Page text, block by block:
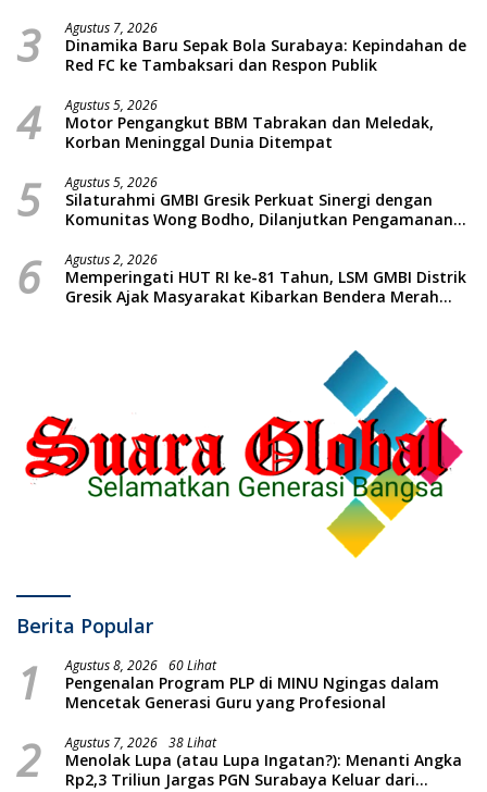
3 Agustus 7, 2026
Dinamika Baru Sepak Bola Surabaya: Kepindahan de
Red FC ke Tambaksari dan Respon Publik
4 Agustus 5, 2026
Motor Pengangkut BBM Tabrakan dan Meledak,
Korban Meninggal Dunia Ditempat
5 Agustus 5, 2026
Silaturahmi GMBI Gresik Perkuat Sinergi dengan
Komunitas Wong Bodho, Dilanjutkan Pengamanan
Massal dan Santunan Anak Yatim
6 Agustus 2, 2026
Memperingati HUT RI ke-81 Tahun, LSM GMBI Distrik
Gresik Ajak Masyarakat Kibarkan Bendera Merah
Berita Popular
1 Agustus 8, 2026 60 Lihat
Pengenalan Program PLP di MINU Ngingas dalam
Mencetak Generasi Guru yang Profesional
2 Agustus 7, 2026 38 Lihat
Menolak Lupa (atau Lupa Ingatan?): Menanti Angka
Rp2,3 Triliun Jargas PGN Surabaya Keluar dari